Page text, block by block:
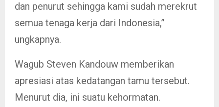
dan penurut sehingga kami sudah merekrut
semua tenaga kerja dari Indonesia,”
ungkapnya.
Wagub Steven Kandouw memberikan
apresiasi atas kedatangan tamu tersebut.
Menurut dia, ini suatu kehormatan.